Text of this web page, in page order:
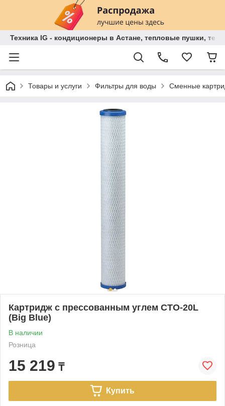
Техника IG - кондиционеры в Астане, тепловые пушки,
Товары и услуги Фильтры для воды Сменные
Картридж с прессованным углем CTO-20L
(Big Blue)
В наличии
Розница
15 219 ₸
Купить